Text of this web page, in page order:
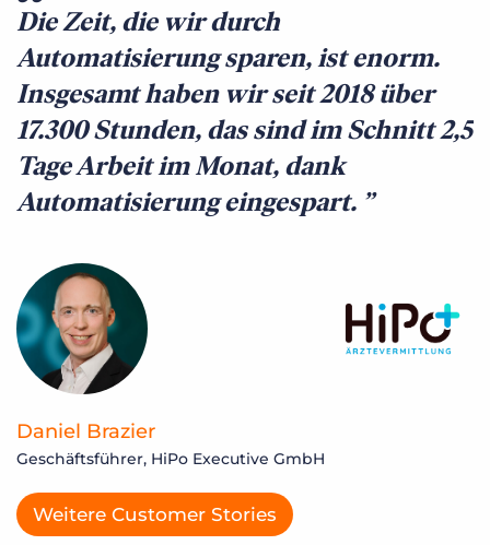
Die Zeit, die wir durch
Automatisierung sparen, ist enorm.
Insgesamt haben wir seit 2018 über
17.300 Stunden, das sind im Schnitt 2,5
Tage Arbeit im Monat, dank
Automatisierung eingespart.
Daniel Brazier
Geschäftsführer, HiPo Executive GmbH
Weitere Customer Stories